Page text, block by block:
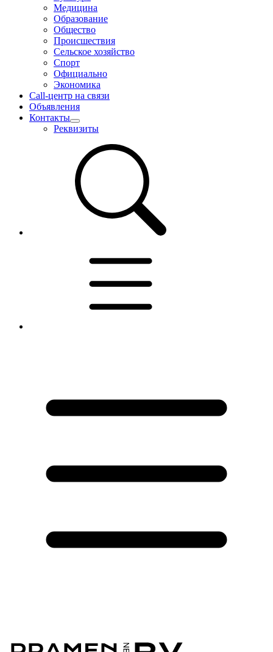
Медицина
Образование
Общество
Происшествия
Сельское хозяйство
Спорт
Официально
Экономика
Call-центр на связи
Объявления
Контакты
Реквизиты